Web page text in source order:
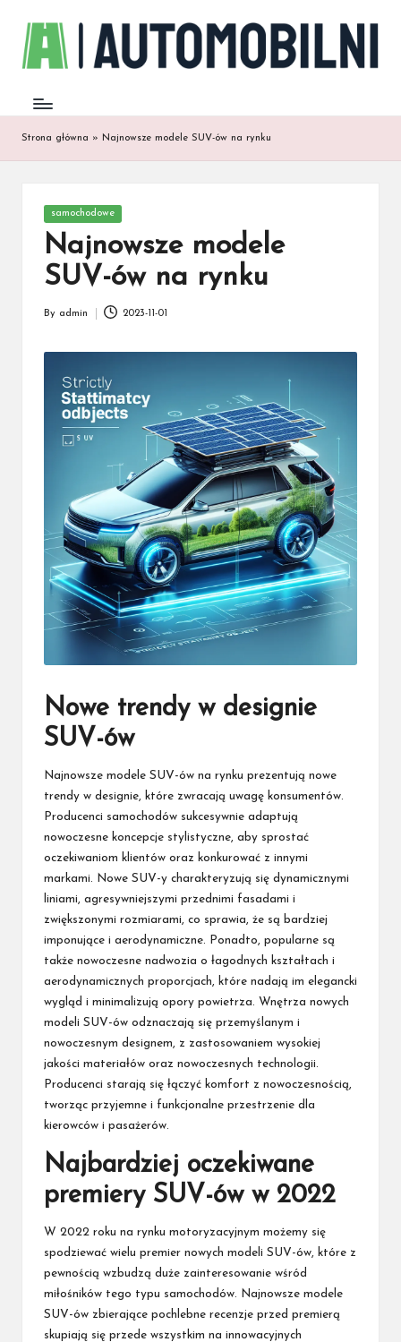
Strona główna » Najnowsze modele SUV-ów na rynku
Posted
in
samochodowe
Najnowsze modele
SUV-ów na rynku
By admin 2023-11-01
Nowe trendy w designie
SUV-ów
Najnowsze modele SUV-ów na rynku prezentują nowe
trendy w designie, które zwracają uwagę konsumentów.
Producenci samochodów sukcesywnie adaptują
nowoczesne koncepcje stylistyczne, aby sprostać
oczekiwaniom klientów oraz konkurować z innymi
markami. Nowe SUV-y charakteryzują się dynamicznymi
liniami, agresywniejszymi przednimi fasadami i
zwiększonymi rozmiarami, co sprawia, że są bardziej
imponujące i aerodynamiczne. Ponadto, popularne są
także nowoczesne nadwozia o łagodnych kształtach i
aerodynamicznych proporcjach, które nadają im elegancki
wygląd i minimalizują opory powietrza. Wnętrza nowych
modeli SUV-ów odznaczają się przemyślanym i
nowoczesnym designem, z zastosowaniem wysokiej
jakości materiałów oraz nowoczesnych technologii.
Producenci starają się łączyć komfort z nowoczesnością,
tworząc przyjemne i funkcjonalne przestrzenie dla
kierowców i pasażerów.
Najbardziej oczekiwane
premiery SUV-ów w 2022
W 2022 roku na rynku motoryzacyjnym możemy się
spodziewać wielu premier nowych modeli SUV-ów, które z
pewnością wzbudzą duże zainteresowanie wśród
miłośników tego typu samochodów. Najnowsze modele
SUV-ów zbierające pochlebne recenzje przed premierą
skupiają się przede wszystkim na innowacyjnych